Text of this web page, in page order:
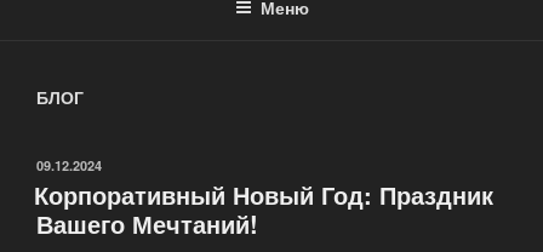
Меню
БЛОГ
ОПУБЛИКОВАНО
09.12.2024
Корпоративный Новый Год: Праздник
Вашего Мечтаний!